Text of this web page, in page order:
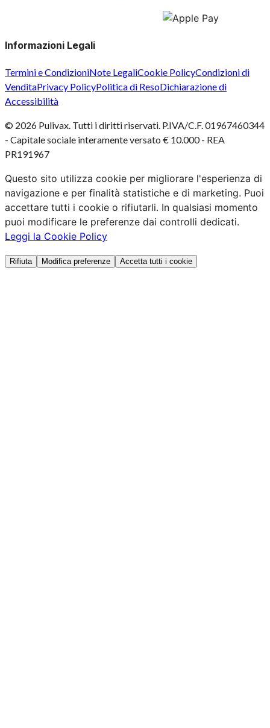
Informazioni Legali
Termini e CondizioniNote LegaliCookie PolicyCondizioni di
VenditaPrivacy PolicyPolitica di ResoDichiarazione di
Accessibilità
© 2026 Pulivax. Tutti i diritti riservati. P.IVA/C.F. 01967460344
- Capitale sociale interamente versato € 10.000 - REA
PR191967
Questo sito utilizza cookie per migliorare l'esperienza di
navigazione e per finalità statistiche e di marketing. Puoi
accettare tutti i cookie o rifiutarli. In qualsiasi momento
puoi modificare le preferenze dai controlli dedicati.
Leggi la Cookie Policy
Rifiuta Modifica preferenze Accetta tutti i cookie